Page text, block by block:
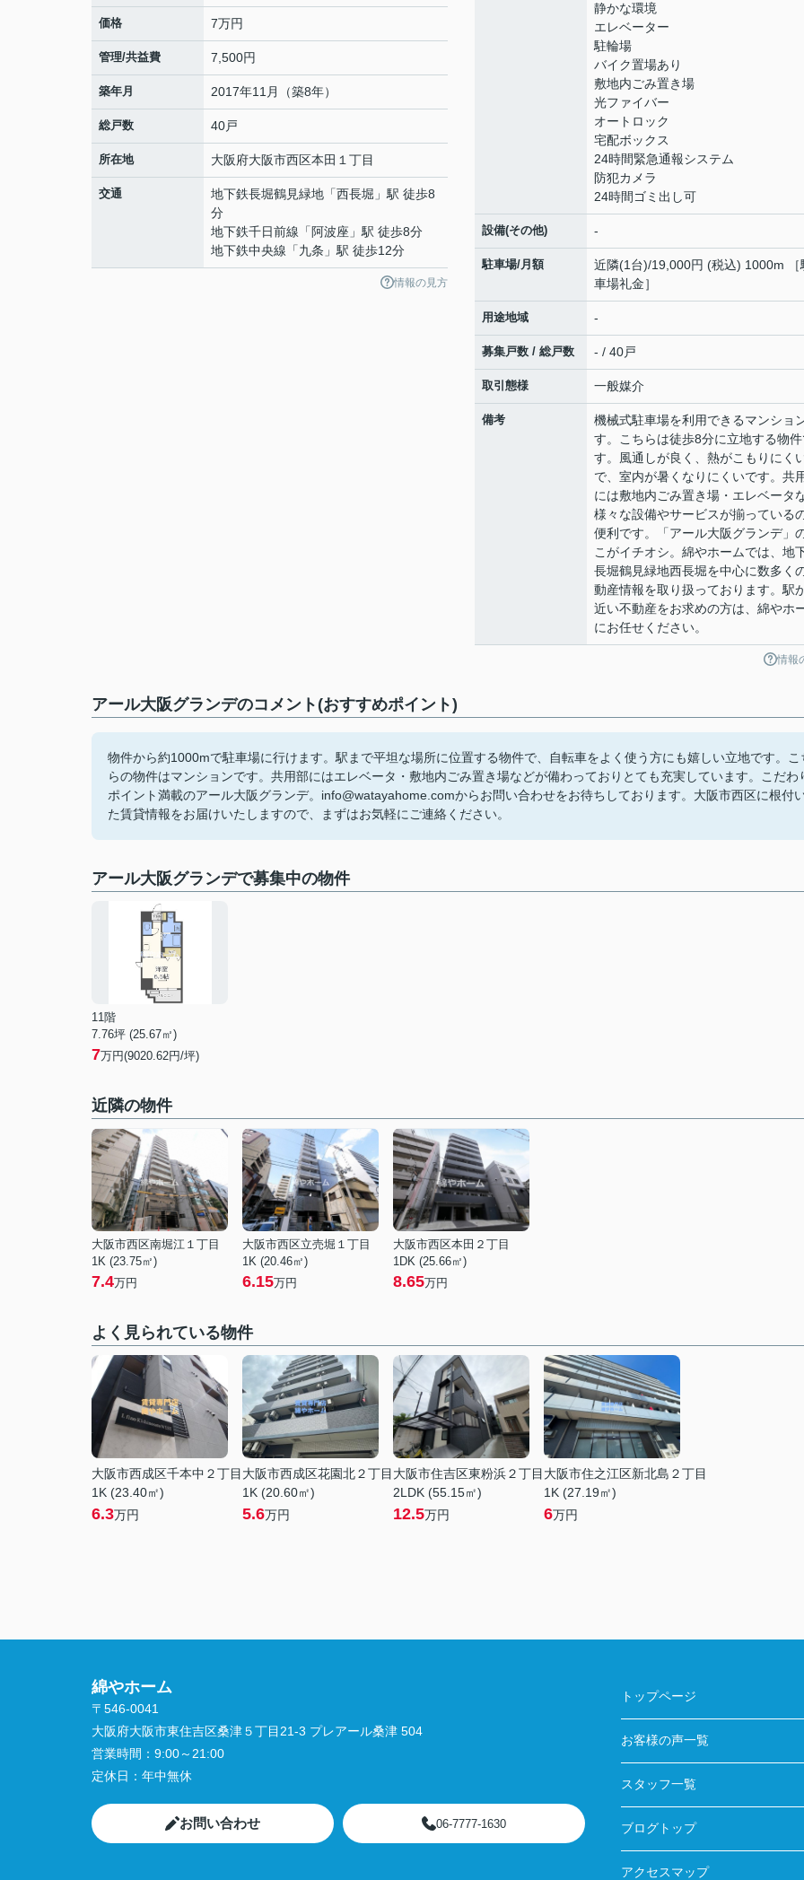
価格 7万円
管理/共益費 7,500円
築年月 2017年11月（築8年）
総戸数 40戸
所在地 大阪府大阪市西区本田 １丁目
交通 地下鉄長堀鶴見緑地 「西長堀 」駅 徒歩8
分
地下鉄千日前線 「 阿波座 」駅 徒歩8分
地下鉄中央線 「九条 」駅 徒歩12分
情報の見方
静かな環境
エレベーター
駐輪場
バイク置場あり
敷地内ごみ置き場
光ファイバー
オートロック
宅配ボックス
24時間緊急通報システム
防犯カメラ
24時間ゴミ出し可
設備(その他) -
駐車場/月額
近隣(1台)/19,000円 (税込) 1000m ［
車場礼金］
用途地域 -
募集戸数 / 総戸数 - / 40戸
取引態様 一般媒介
備考
機械式駐車場を利用できるマンショ
す。こちらは徒歩8分に立地する物
す。風通しが良く、熱がこもりにく
で、室内が暑くなりにくいです。共
には敷地内ごみ置き場・エレベータ
様々な設備やサービスが揃っている
便利です。「アール大阪グランデ」
こがイチオシ。綿やホームでは、地
長堀鶴見緑地西長堀を中心に数多く
動産情報を取り扱っております。駅
近い不動産をお求めの方は、綿やホ
にお任せください。
情報
アール大阪グランデのコメント(おすすめポイント)
物件から約1000mで駐車場に行けます。駅まで平坦な場所に位置する物件で、自転車をよく使う方にも嬉しい立地です。こ
らの物件はマンションです。共用部にはエレベータ・敷地内ごみ置き場などが備わっておりとても充実しています。こだわ
ポイント満載のアール大阪グランデ。info@watayahome.comからお問い合わせをお待ちしております。大阪市西区に根付
た賃貸情報をお届けいたしますので、まずはお気軽にご連絡ください。
アール大阪グランデで募集中の物件
11階
7.76坪 (25.67㎡)
7万円(9020.62円/坪)
近隣の物件
大阪市西区南堀江１丁目
1K (23.75㎡)
7.4万円
大阪市西区立売堀１丁目
1K (20.46㎡)
6.15万円
大阪市西区本田２丁目
1DK (25.66㎡)
8.65万円
よく見られている物件
大阪市西成区千本中２丁目
1K (23.40㎡)
6.3万円
大阪市西成区花園北２丁目
1K (20.60㎡)
5.6万円
大阪市住吉区東粉浜２丁目
2LDK (55.15㎡)
12.5万円
大阪市住之江区新北島２丁目
1K (27.19㎡)
6万円
綿やホーム
〒546-0041
大阪府大阪市東住吉区桑津５丁目21-3 プレアール桑津 504
営業時間： 9:00～21:00
定休日： 年中無休
お問い合わせ 06-7777-1630
トップページ
お客様の声一覧
スタッフ一覧
ブログトップ
アクセスマップ